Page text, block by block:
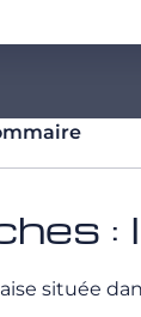
:
située